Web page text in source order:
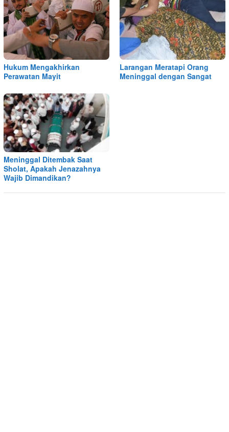
Hukum Mengakhirkan
Perawatan Mayit
Larangan Meratapi Orang
Meninggal dengan Sangat
Meninggal Ditembak Saat
Sholat, Apakah Jenazahnya
Wajib Dimandikan?